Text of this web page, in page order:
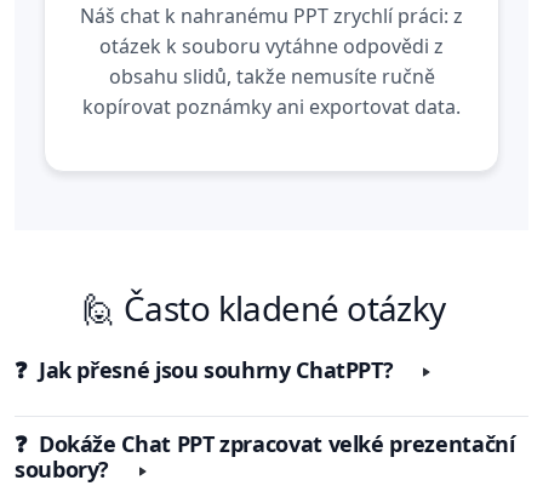
Náš chat k nahranému PPT zrychlí práci: z
otázek k souboru vytáhne odpovědi z
obsahu slidů, takže nemusíte ručně
kopírovat poznámky ani exportovat data.
🙋 Často kladené otázky
❓ Jak přesné jsou souhrny ChatPPT?
❓ Dokáže Chat PPT zpracovat velké prezentační
soubory?